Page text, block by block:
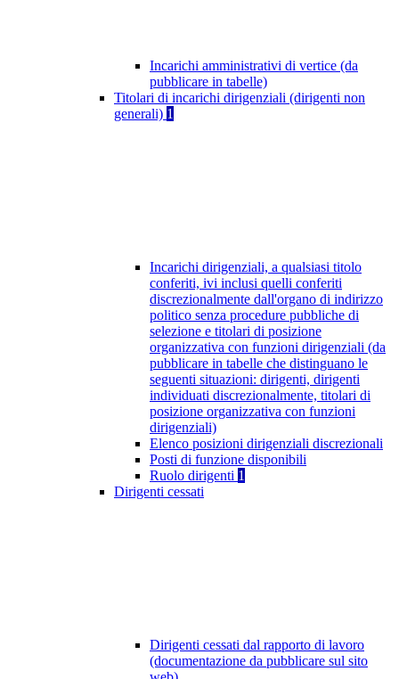
Incarichi amministrativi di vertice (da
pubblicare in tabelle)
Titolari di incarichi dirigenziali (dirigenti non
generali) 1
Incarichi dirigenziali, a qualsiasi titolo
conferiti, ivi inclusi quelli conferiti
discrezionalmente dall'organo di indirizzo
politico senza procedure pubbliche di
selezione e titolari di posizione
organizzativa con funzioni dirigenziali (da
pubblicare in tabelle che distinguano le
seguenti situazioni: dirigenti, dirigenti
individuati discrezionalmente, titolari di
posizione organizzativa con funzioni
dirigenziali)
Elenco posizioni dirigenziali discrezionali
Posti di funzione disponibili
Ruolo dirigenti 1
Dirigenti cessati
Dirigenti cessati dal rapporto di lavoro
(documentazione da pubblicare sul sito